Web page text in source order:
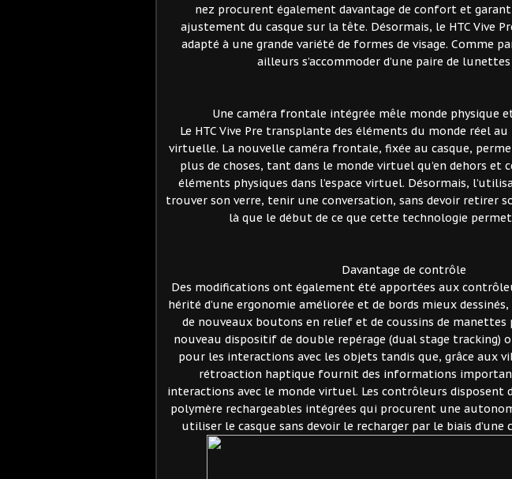
nez procurent également davantage de confort et
ajustement du casque sur la tête. Désormais, le HTC Vive
adapté à une grande variété de formes de visage. Comme
ailleurs s’accommoder d’une paire de lunettes
Une caméra frontale intégrée mêle monde physique
Le HTC Vive Pre transplante des éléments du monde réel
virtuelle. La nouvelle caméra frontale, fixée au casque,
plus de choses, tant dans le monde virtuel qu’en dehors et
éléments physiques dans l’espace virtuel. Désormais,
trouver son verre, tenir une conversation, sans devoir retirer
là que le début de ce que cette technologie permet
Davantage de contrôle
Des modifications ont également été apportées aux
hérité d’une ergonomie améliorée et de bords mieux
de nouveaux boutons en relief et de coussins de manettes
nouveau dispositif de double repérage (dual stage tracking)
pour les interactions avec les objets tandis que, grâce aux
rétroaction haptique fournit des informations
interactions avec le monde virtuel. Les contrôleurs
polymère rechargeables intégrées qui procurent une
utiliser le casque sans devoir le recharger par le biais d’une